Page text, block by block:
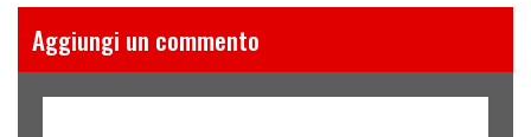
Aggiungi un commento